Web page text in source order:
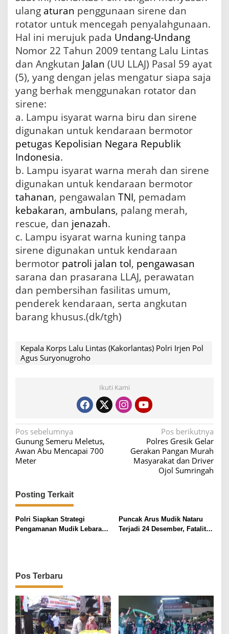
ulang aturan penggunaan sirene dan
rotator untuk mencegah penyalahgunaan.
Hal ini merujuk pada Undang-Undang
Nomor 22 Tahun 2009 tentang Lalu Lintas
dan Angkutan Jalan (UU LLAJ) Pasal 59 ayat
(5), yang dengan jelas mengatur siapa saja
yang berhak menggunakan rotator dan
sirene:
a. Lampu isyarat warna biru dan sirene
digunakan untuk kendaraan bermotor
petugas Kepolisian Negara Republik
Indonesia.
b. Lampu isyarat warna merah dan sirene
digunakan untuk kendaraan bermotor
tahanan, pengawalan TNI, pemadam
kebakaran, ambulans, palang merah,
rescue, dan jenazah.
c. Lampu isyarat warna kuning tanpa
sirene digunakan untuk kendaraan
bermotor patroli jalan tol, pengawasan
sarana dan prasarana LLAJ, perawatan
dan pembersihan fasilitas umum,
penderek kendaraan, serta angkutan
barang khusus.(dk/tgh)
Kepala Korps Lalu Lintas (Kakorlantas) Polri Irjen Pol
Agus Suryonugroho
Ikuti Kami
N
a
v
g
a
s
i
s
Pos sebelumnya
Gunung Semeru Meletus,
Awan Abu Mencapai 700
Meter
Pos berikutnya
Polres Gresik Gelar
Gerakan Pangan Murah
Masyarakat dan Driver
Ojol Sumringah
Posting Terkait
Polri Siapkan Strategi
Pengamanan Mudik Lebaran
Puncak Arus Mudik Nataru
Terjadi 24 Desember, Fatalitas
Pos Terbaru